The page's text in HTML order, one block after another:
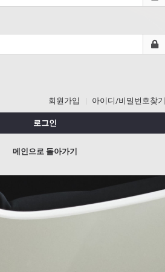
회원가입 아이디/비밀번호찾기
로그인
메인으로 돌아가기